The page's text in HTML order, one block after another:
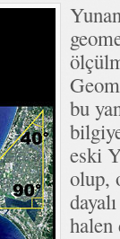
bu
eski
olup,
halen